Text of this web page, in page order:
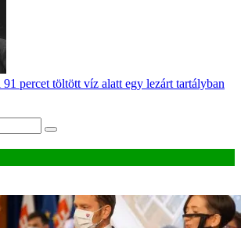
percet töltött víz alatt egy lezárt tartályban